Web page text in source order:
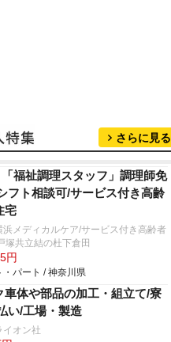
さらに見る
「福祉調理スタッフ」調理師免
フト相談可/サービス付き高齢
宅
浜メディカルケア/サービス付き高齢者
塚共立結の杜下倉田
円
・パート / 神奈川県
車体や部品の加工・組立て/寮
い/工場・製造
イオン社